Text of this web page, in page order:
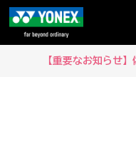
【重要なお知らせ